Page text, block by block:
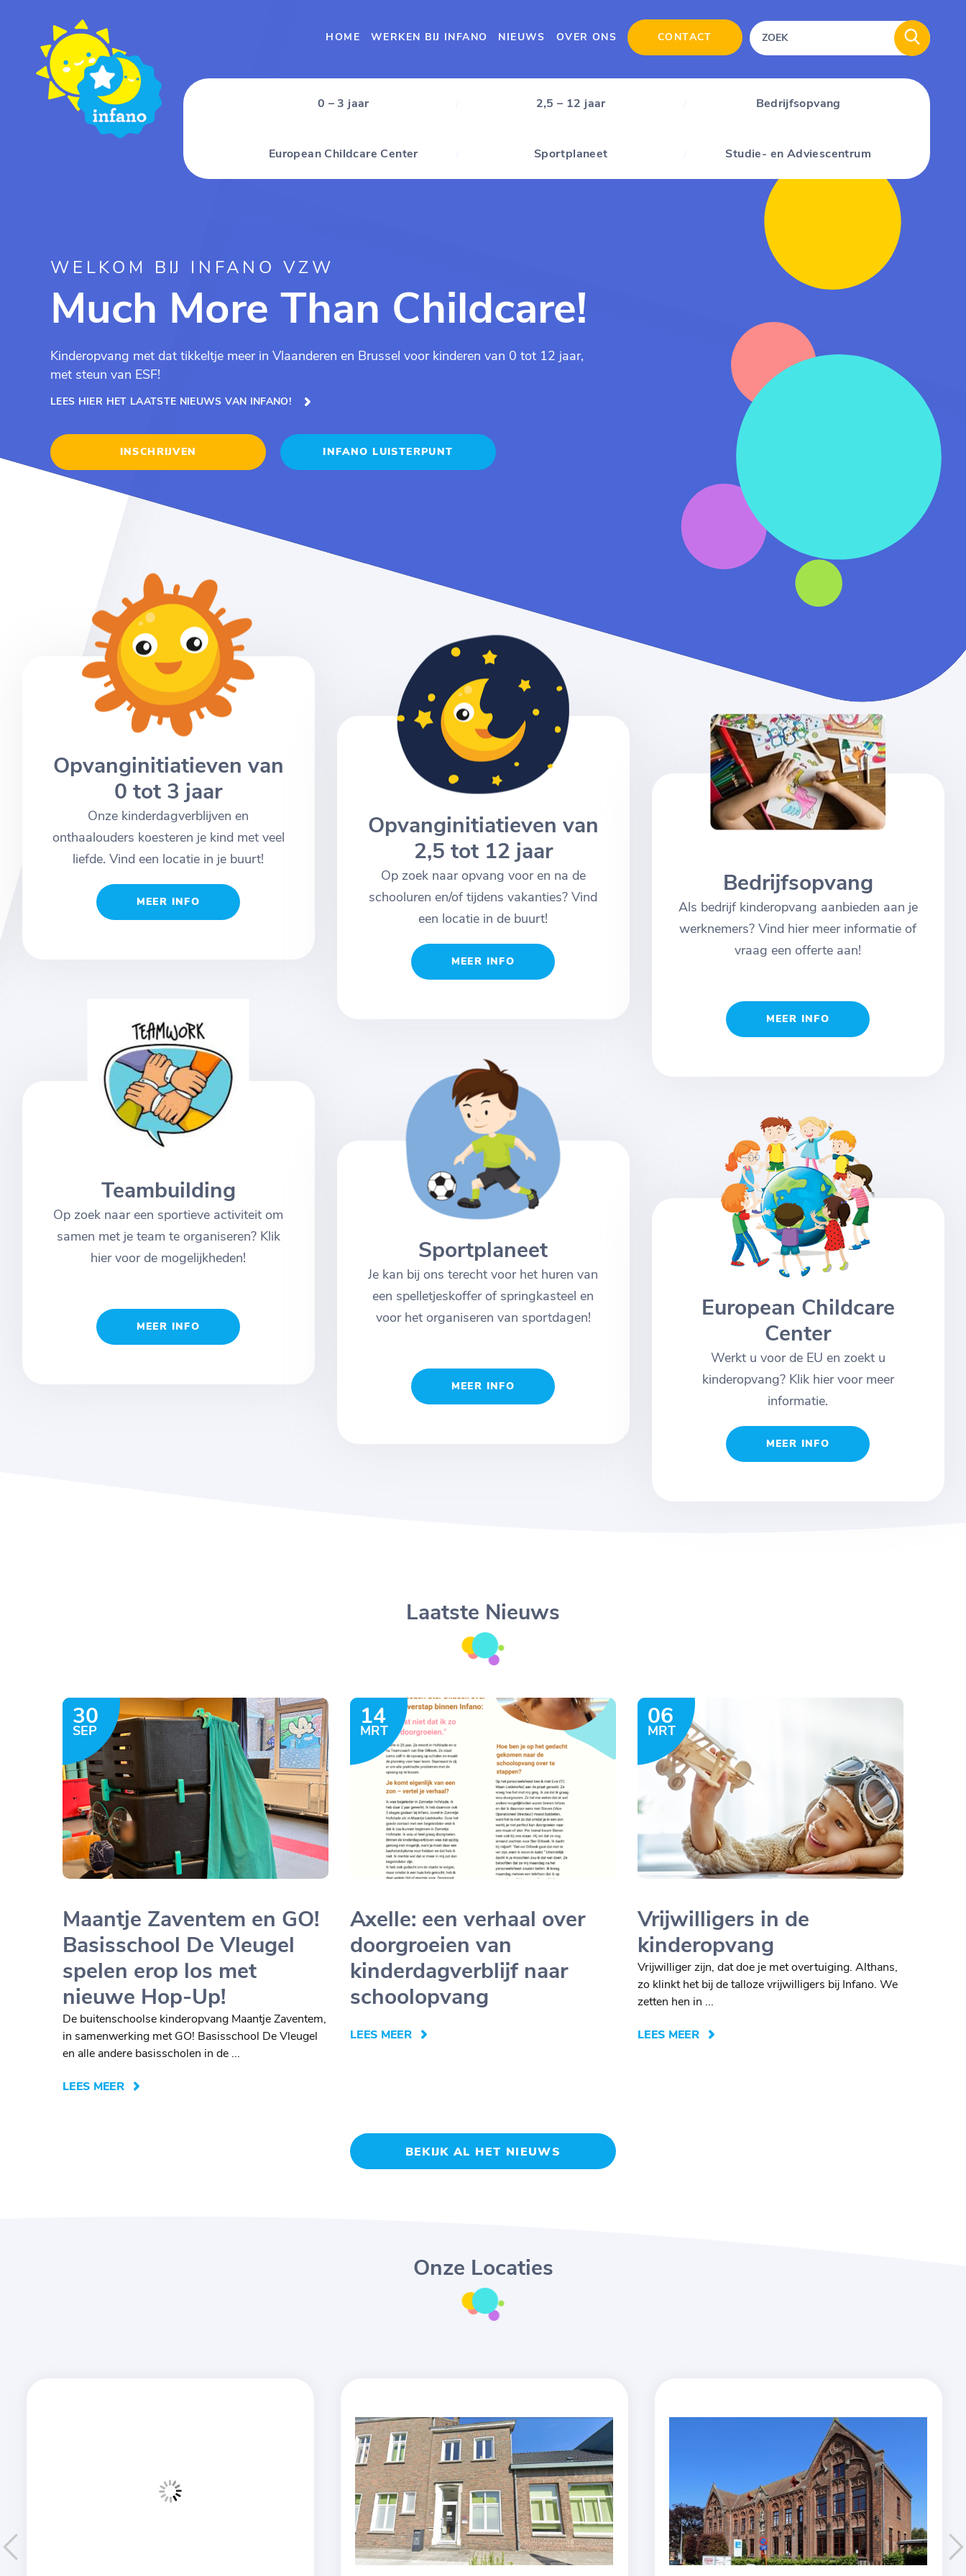
HOME WERKEN BIJ INFANO NIEUWS OVER ONS CONTACT
0 – 3 jaar 2,5 – 12 jaar Bedrijfsopvang
European Childcare Center Sportplaneet Studie- en Adviescentrum
WELKOM BIJ INFANO VZW
Much More Than Childcare!
Kinderopvang met dat tikkeltje meer in Vlaanderen en Brussel voor kinderen van 0 tot 12 jaar,
met steun van ESF!
LEES HIER HET LAATSTE NIEUWS VAN INFANO!
INSCHRIJVEN INFANO LUISTERPUNT
Opvanginitiatieven van
0 tot 3 jaar
Onze kinderdagverblijven en
onthaalouders koesteren je kind met veel
liefde. Vind een locatie in je buurt!
MEER INFO
Opvanginitiatieven van
2,5 tot 12 jaar
Op zoek naar opvang voor en na de
schooluren en/of tijdens vakanties? Vind
een locatie in de buurt!
MEER INFO
Bedrijfsopvang
Als bedrijf kinderopvang aanbieden aan je
werknemers? Vind hier meer informatie of
vraag een offerte aan!
MEER INFO
Teambuilding
Op zoek naar een sportieve activiteit om
samen met je team te organiseren? Klik
hier voor de mogelijkheden!
MEER INFO
Sportplaneet
Je kan bij ons terecht voor het huren van
een spelletjeskoffer of springkasteel en
voor het organiseren van sportdagen!
MEER INFO
European Childcare
Center
Werkt u voor de EU en zoekt u
kinderopvang? Klik hier voor meer
informatie.
MEER INFO
Laatste Nieuws
30
SEP
Maantje Zaventem en GO!
Basisschool De Vleugel
spelen erop los met
nieuwe Hop-Up!
De buitenschoolse kinderopvang Maantje Zaventem,
in samenwerking met GO! Basisschool De Vleugel
en alle andere basisscholen in de ...
LEES MEER
14
MRT
Axelle: een verhaal over
doorgroeien van
kinderdagverblijf naar
schoolopvang
LEES MEER
06
MRT
Vrijwilligers in de
kinderopvang
Vrijwilliger zijn, dat doe je met overtuiging. Althans,
zo klinkt het bij de talloze vrijwilligers bij Infano. We
zetten hen in ...
LEES MEER
BEKIJK AL HET NIEUWS
Onze Locaties